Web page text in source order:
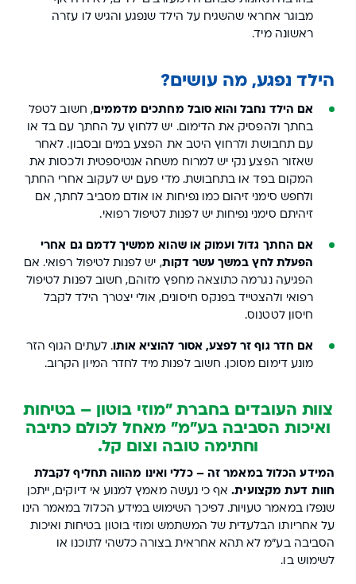
מבוגר אחראי שהשגיח על הילד שנפגע והגיש לו עזרה
ראשונה מיד.
הילד נפגע, מה עושים?
אם הילד נחבל והוא סובל מחתכים מדממים, חשוב לטפל
בחתך ולהפסיק את הדימום. יש ללחוץ על החתך עם בד או
עם תחבושת ולרחוץ היטב את הפצע במים ובסבון. לאחר
שאזור הפצע נקי יש למרוח משחה אנטיספטית ולכסות את
המקום בפד או בתחבושת. מדי פעם יש לעקוב אחרי החתך
ולחפש סימני זיהום כמו נפיחות או אודם מסביב לחתך, אם
זיהיתם סימני נפיחות יש לפנות לטיפול רפואי.
אם החתך גדול ועמוק או שהוא ממשיך לדמם גם אחרי
הפעלת לחץ במשך עשר דקות, יש לפנות לטיפול רפואי. אם
הפגיעה נגרמה כתוצאה מחפץ מזוהם, חשוב לפנות לטיפול
רפואי ולהצטייד בפנקס חיסונים, אולי יצטרך הילד לקבל
חיסון לטטנוס.
אם חדר גוף זר לפצע, אסור להוציא אותו. לעתים הגוף הזר
מונע דימום מסוכן. חשוב לפנות מיד לחדר המיון הקרוב.
צוות העובדים בחברת "מוזי בוטון – בטיחות
ואיכות הסביבה בע"מ" מאחל לכולם כתיבה
וחתימה טובה וצום קל.
המידע הכלול במאמר זה – כללי ואינו מהווה תחליף לקבלת
חוות דעת מקצועית.אף כי נעשה מאמץ למנוע אי דיוקים, ייתכן
שנפלו במאמר טעויות. לפיכך השימוש במידע הכלול במאמר הינו
על אחריותו הבלעדית של המשתמש ומוזי בוטון בטיחות ואיכות
הסביבה בע"מ לא תהא אחראית בצורה כלשהי לתוכנו או
לשימוש בו.